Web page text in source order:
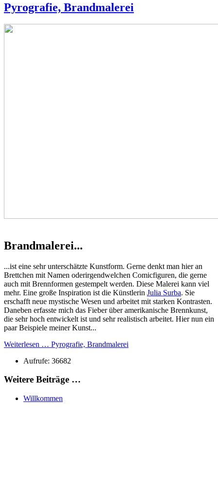
Pyrografie, Brandmalerei
Brandmalerei...
...ist eine sehr unterschätzte Kunstform. Gerne denkt man hier an
Brettchen mit Namen oderirgendwelchen Comicfiguren, die gerne
auch mit Brennformen gestempelt werden. Diese Malerei kann viel
mehr. Eine große Inspiration ist die Künstlerin Julia Surba. Sie
erschafft neue mystische Wesen und arbeitet mit starken Kontrasten.
Daneben erfasste mich das Fieber über amerikanische Brennkunst,
die sehr hoch entwickelt ist und sehr realistisch arbeitet. Hier nun ein
paar Beispiele meiner Kunst...
Weiterlesen … Pyrografie, Brandmalerei
Aufrufe: 36682
Weitere Beiträge …
Willkommen